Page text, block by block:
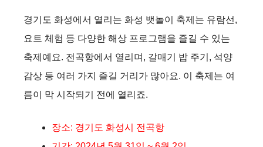
경기도 화성에서 열리는 화성 뱃놀이 축제는 유람선,
요트 체험 등 다양한 해상 프로그램을 즐길 수 있는
축제예요. 전곡항에서 열리며, 갈매기 밥 주기, 석양
감상 등 여러 가지 즐길 거리가 많아요. 이 축제는 여
름이 막 시작되기 전에 열리죠.
장소: 경기도 화성시 전곡항